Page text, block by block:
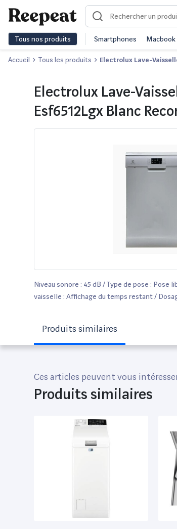
Tous nos produits Smartphones Macbook
Accueil Tous les produits Electrolux Lave-
Electrolux Lave-
Esf6512Lgx Blanc
Niveau sonore : 45 dB / Type de pose : Pose
vaisselle : Affichage du temps restant /
Produits similaires
Ces articles peuvent vous
Produits similaires